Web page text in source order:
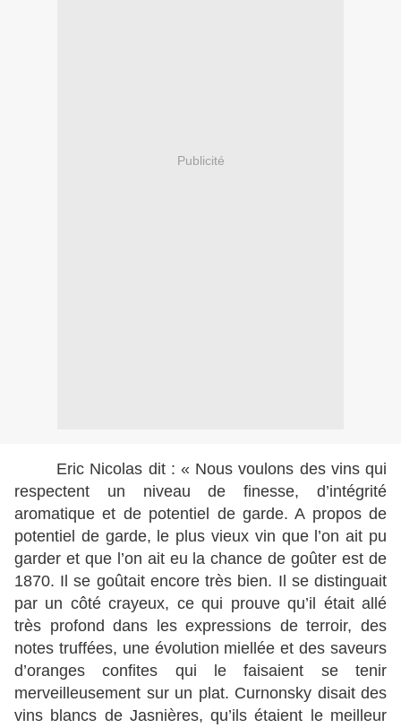
Publicité
Eric Nicolas dit : « Nous voulons des vins qui
respectent un niveau de finesse, d’intégrité
aromatique et de potentiel de garde. A propos de
potentiel de garde, le plus vieux vin que l’on ait pu
garder et que l’on ait eu la chance de goûter est de
1870. Il se goûtait encore très bien. Il se distinguait
par un côté crayeux, ce qui prouve qu’il était allé
très profond dans les expressions de terroir, des
notes truffées, une évolution miellée et des saveurs
d’oranges confites qui le faisaient se tenir
merveilleusement sur un plat. Curnonsky disait des
vins blancs de Jasnières, qu’ils étaient le meilleur